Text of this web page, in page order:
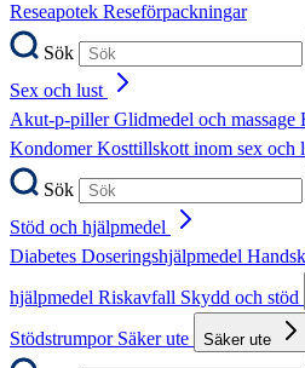
Reseapotek Reseförpackningar
Sök
Sex och lust
Akut-p-pillerGlidmedel och massage
KondomerKosttillskott inom sex och
Sök
Stöd och hjälpmedel
Diabetes Doseringshjälpmedel
hjälpmedel Riskavfall Skydd och stöd
Stödstrumpor Säker ute Säker ute